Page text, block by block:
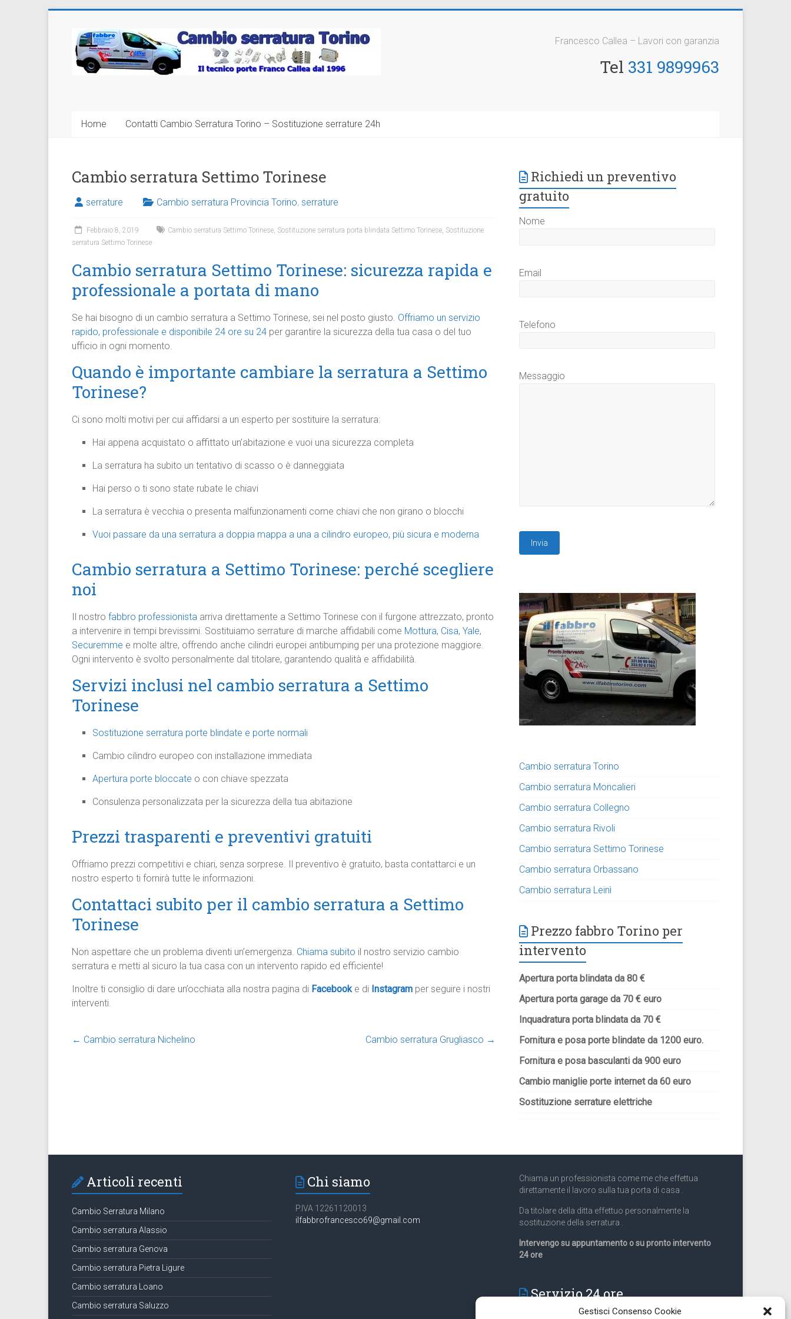
Gestisci Consenso Cookie
contenutoCambio
Serratura
Francesco Callea – Lavori con garanzia
Tel 331 9899963
Home Contatti Cambio Serratura Torino – Sostituzione serrature 24h
Cambio serratura Settimo Torinese
serrature Cambio serratura Provincia Torino, serrature
Febbraio 8, 2019 Cambio serratura Settimo Torinese, Sostituzione serratura porta blindata Settimo Torinese, Sostituzione
serratura Settimo Torinese
Cambio serratura Settimo Torinese: sicurezza rapida e
professionale a portata di mano
Se hai bisogno di un cambio serratura a Settimo Torinese, sei nel posto giusto. Offriamo un servizio
rapido, professionale e disponibile 24 ore su 24 per garantire la sicurezza della tua casa o del tuo
ufficio in ogni momento.
Quando è importante cambiare la serratura a Settimo
Torinese?
Ci sono molti motivi per cui affidarsi a un esperto per sostituire la serratura:
Hai appena acquistato o affittato un’abitazione e vuoi una sicurezza completa
La serratura ha subito un tentativo di scasso o è danneggiata
Hai perso o ti sono state rubate le chiavi
La serratura è vecchia o presenta malfunzionamenti come chiavi che non girano o blocchi
Vuoi passare da una serratura a doppia mappa a una a cilindro europeo, più sicura e moderna
Cambio serratura a Settimo Torinese: perché scegliere
noi
Il nostro fabbro professionista arriva direttamente a Settimo Torinese con il furgone attrezzato, pronto
a intervenire in tempi brevissimi. Sostituiamo serrature di marche affidabili come Mottura, Cisa, Yale,
Securemme e molte altre, offrendo anche cilindri europei antibumping per una protezione maggiore.
Ogni intervento è svolto personalmente dal titolare, garantendo qualità e affidabilità.
Servizi inclusi nel cambio serratura a Settimo
Torinese
Sostituzione serratura porte blindate e porte normali
Cambio cilindro europeo con installazione immediata
Apertura porte bloccate o con chiave spezzata
Consulenza personalizzata per la sicurezza della tua abitazione
Prezzi trasparenti e preventivi gratuiti
Offriamo prezzi competitivi e chiari, senza sorprese. Il preventivo è gratuito, basta contattarci e un
nostro esperto ti fornirà tutte le informazioni.
Contattaci subito per il cambio serratura a Settimo
Torinese
Non aspettare che un problema diventi un’emergenza. Chiama subito il nostro servizio cambio
serratura e metti al sicuro la tua casa con un intervento rapido ed efficiente!
Inoltre ti consiglio di dare un’occhiata alla nostra pagina di Facebook e di Instagram per seguire i nostri
interventi.
← Cambio serratura Nichelino Cambio serratura Grugliasco →
Richiedi un preventivo
gratuito
Nome
Email
Telefono
Messaggio
Cambio serratura Torino
Cambio serratura Moncalieri
Cambio serratura Collegno
Cambio serratura Rivoli
Cambio serratura Settimo Torinese
Cambio serratura Orbassano
Cambio serratura Leinì
Prezzo fabbro Torino per
intervento
Apertura porta blindata da 80 €
Apertura porta garage da 70 € euro
Inquadratura porta blindata da 70 €
Fornitura e posa porte blindate da 1200 euro.
Fornitura e posa basculanti da 900 euro
Cambio maniglie porte internet da 60 euro
Sostituzione serrature elettriche
Articoli recenti
Cambio Serratura Milano
Cambio serratura Alassio
Cambio serratura Genova
Cambio serratura Pietra Ligure
Cambio serratura Loano
Cambio serratura Saluzzo
Chi siamo
P.IVA 12261120013
ilfabbrofrancesco69@gmail.com
Chiama un professionista come me che effettua
direttamente il lavoro sulla tua porta di casa .
Da titolare della ditta effettuo personalmente la
sostituzione della serratura .
Intervengo su appuntamento o su pronto intervento
24 ore
Servizio 24 ore